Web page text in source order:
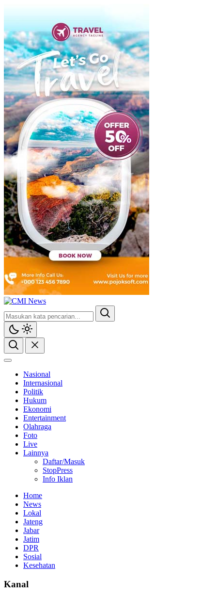
Nasional
Internasional
Politik
Hukum
Ekonomi
Entertainment
Olahraga
Foto
Live
Lainnya
Daftar/Masuk
StopPress
Info Iklan
Home
News
Lokal
Jateng
Jabar
Jatim
DPR
Sosial
Kesehatan
Kanal